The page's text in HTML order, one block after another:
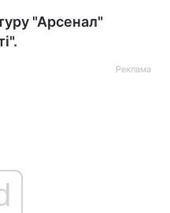
"Арсенал"
Реклама